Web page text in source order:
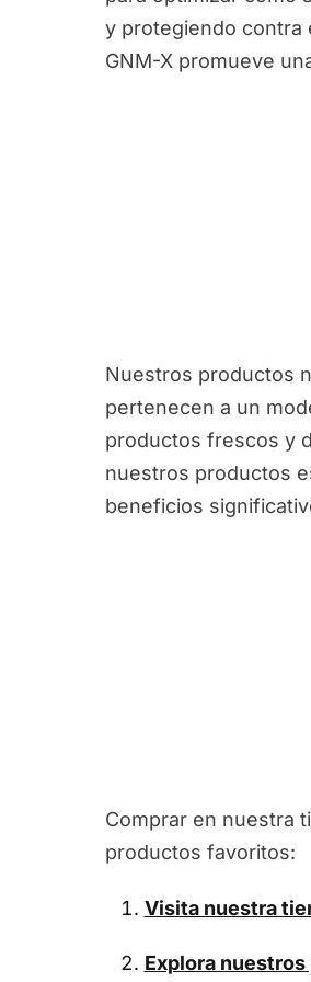
y protegiendo contra
GNM-X promueve
Nuestros productos
pertenecen a un
productos frescos y
nuestros productos
beneficios
Comprar en nuestra
productos favoritos:
Visita nuestra
Explora